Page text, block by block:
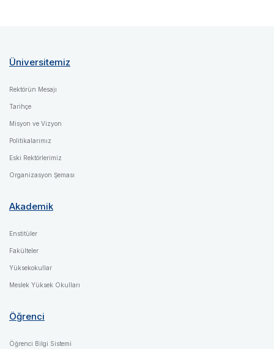
Üniversitemiz
Rektörün Mesajı
Tarihçe
Misyon ve Vizyon
Politikalarımız
Eski Rektörlerimiz
Organizasyon Şeması
Akademik
Enstitüler
Fakülteler
Yüksekokullar
Meslek Yüksek Okulları
Öğrenci
Öğrenci Bilgi Sistemi